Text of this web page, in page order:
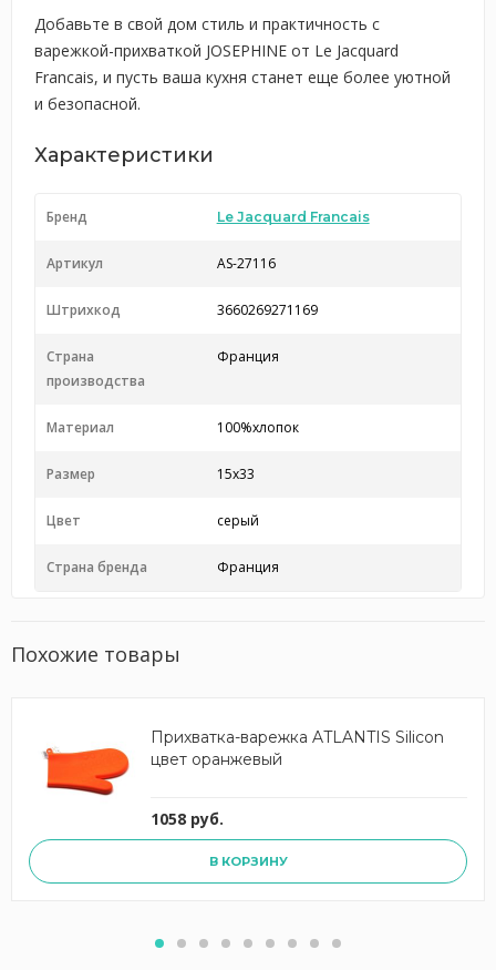
Добавьте в свой дом стиль и практичность с
варежкой-прихваткой JOSEPHINE от Le Jacquard
Francais, и пусть ваша кухня станет еще более уютной
и безопасной.
Характеристики
Бренд Le Jacquard Francais
Артикул AS-27116
Штрихкод 3660269271169
Страна
производства
Франция
Материал 100%хлопок
Размер 15х33
Цвет серый
Страна бренда Франция
Похожие товары
Прихватка-варежка ATLANTIS Silicon
цвет оранжевый
1058 руб.
В КОРЗИНУ